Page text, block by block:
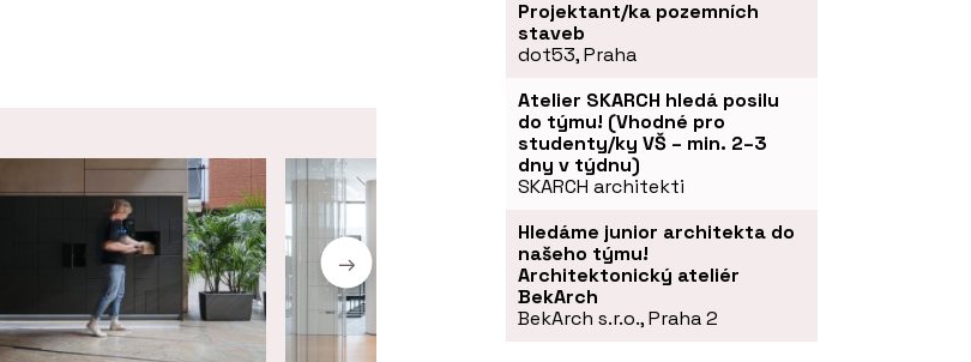
Projektant/ka pozemních
staveb
dot53, Praha
Atelier SKARCH hledá posilu
do týmu! (Vhodné pro
studenty/ky VŠ – min. 2–3
dny v týdnu)
SKARCH architekti
Hledáme junior architekta do
našeho týmu!
Architektonický ateliér
BekArch
BekArch s.r.o., Praha 2